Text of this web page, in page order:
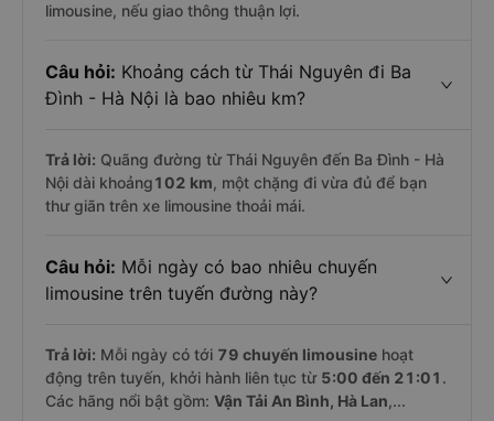
limousine, nếu giao thông thuận lợi.
Câu hỏi: Khoảng cách từ Thái Nguyên đi Ba
Đình - Hà Nội là bao nhiêu km?
Trả lời: Quãng đường từ Thái Nguyên đến Ba Đình - Hà
Nội dài khoảng102 km, một chặng đi vừa đủ để bạn
thư giãn trên xe limousine thoải mái.
Câu hỏi: Mỗi ngày có bao nhiêu chuyến
limousine trên tuyến đường này?
Trả lời: Mỗi ngày có tới 79 chuyến limousine hoạt
động trên tuyến, khởi hành liên tục từ 5:00 đến 21:01 .
Các hãng nổi bật gồm: Vận Tải An Bình, Hà Lan,...